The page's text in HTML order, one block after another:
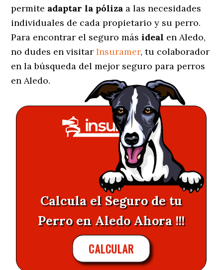
permite adaptar la póliza a las necesidades
individuales de cada propietario y su perro.
Para encontrar el seguro másideal en Aledo,
no dudes en visitarInsuramer, tu colaborador
en la búsqueda del mejor seguro para perros
en Aledo.
Calcula el Seguro de tu
Perro en Aledo Ahora !!!
CALCULAR